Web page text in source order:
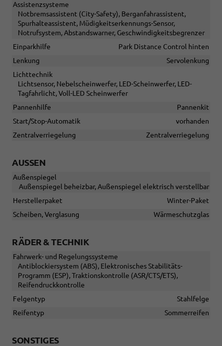
Assistenzsysteme
Notbremsassistent (City-Safety), Berganfahrassistent,
Spurhalteassistent, Müdigkeitserkennungs-Sensor,
Notrufsystem, Abstandswarner, Geschwindigkeitsbegrenzer
Einparkhilfe
Park Distance Control hinten
Lenkung
Servolenkung
Lichttechnik
Lichtsensor, Nebelscheinwerfer, LED-Scheinwerfer, LED-
Tagfahrlicht, Voll-LED Scheinwerfer
Pannenhilfe
Pannenkit
Start/Stop-Automatik
vorhanden
Zentralverriegelung
Zentralverriegelung
AUSSEN
Außenspiegel
Außenspiegel beheizbar, Außenspiegel elektrisch verstellbar
Herstellerpaket
Winter-Paket
Scheiben, Verglasung
Wärmeschutzglas
RÄDER & TECHNIK
Fahrwerk- und Regelungssysteme
Antiblockiersystem (ABS), Elektronisches Stabilitäts-
Programm (ESP), Traktionskontrolle (ASR/CTS/ETS),
Reifendruckkontrolle
Felgentyp
Stahlfelge
Reifentyp
Sommerreifen
SONSTIGES